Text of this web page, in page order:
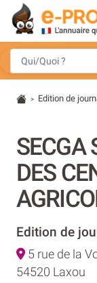
> Edition de
SECGA
DES
Edition de
5 rue de la
54520 Laxou